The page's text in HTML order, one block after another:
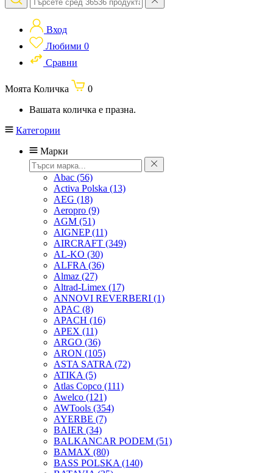
Вход
Любими 0
Сравни
Моята Количка
0
Вашата количка е празна.
Категории
Марки
Abac (56)
Activa Polska (13)
AEG (18)
Aeropro (9)
AGM (51)
AIGNEP(11)
AIRCRAFT (349)
AL-KO (30)
ALFRA (36)
Almaz (27)
Altrad-Limex (17)
ANNOVI REVERBERI (1)
APAC (8)
APACH (16)
APEX (11)
ARGO (36)
ARON (105)
ASTA SATRA (72)
ATIKA (5)
Atlas Copco (111)
Awelco (121)
AWTools (354)
AYERBE (7)
BAIER (34)
BALKANCAR PODEM (51)
BAMAX (80)
BASS POLSKA (140)